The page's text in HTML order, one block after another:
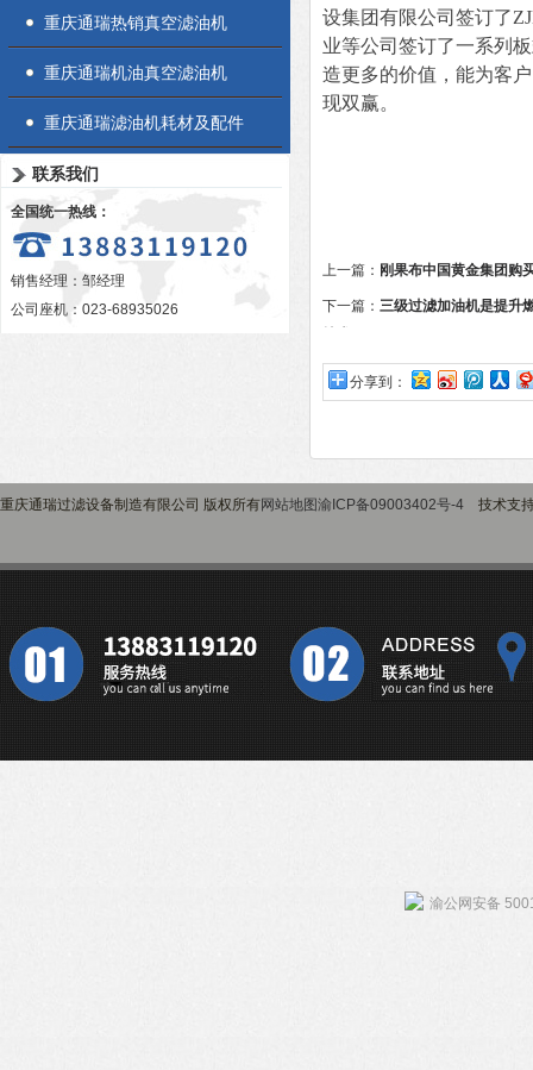
重庆通瑞热销真空滤油机
重庆通瑞机油真空滤油机
重庆通瑞滤油机耗材及配件
联系我们
全国统一热线：
销售经理：邹经理
公司座机：023-68935026
设集团有限公司签订了
业等公司签订了一系列
造更多的价值，能为客
现双赢。
上一篇： 刚果布中国黄金集团购
下一篇： 三级过滤加油机是提升
分享到：
重庆通瑞过滤设备制造有限公司 版权所有网站地图渝ICP备09003402号-4 技术支
渝公网安备